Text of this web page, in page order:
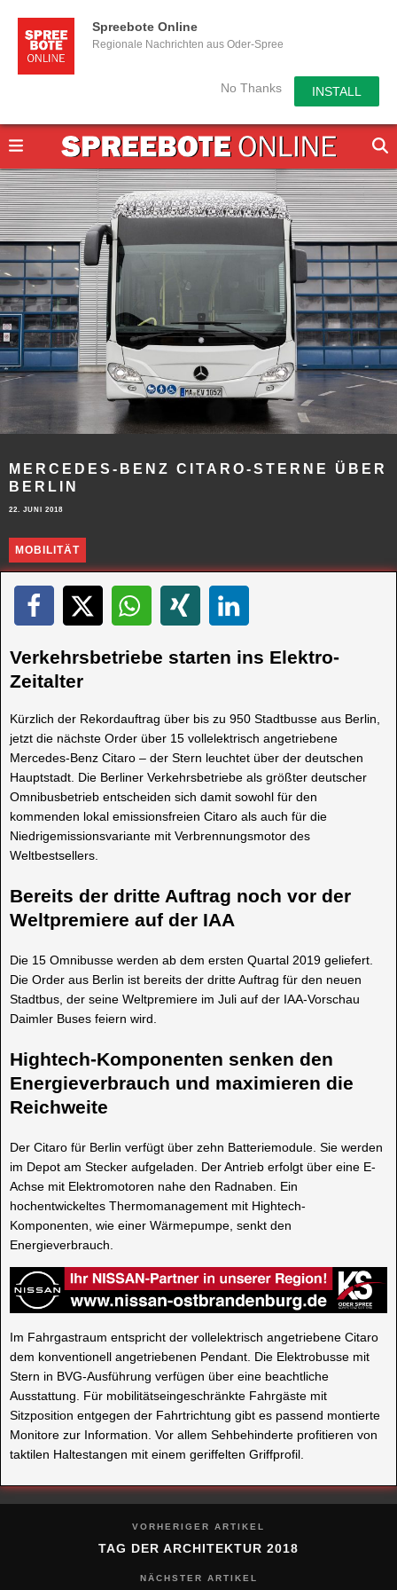
Spreebote Online
Regionale Nachrichten aus Oder-Spree
No Thanks INSTALL
MERCEDES-BENZ CITARO-STERNE ÜBER
BERLIN
22. JUNI 2018
MOBILITÄT
Verkehrsbetriebe starten ins Elektro-
Zeitalter
Kürzlich der Rekordauftrag über bis zu 950 Stadtbusse aus Berlin,
jetzt die nächste Order über 15 vollelektrisch angetriebene
Mercedes‑Benz Citaro – der Stern leuchtet über der deutschen
Hauptstadt. Die Berliner Verkehrsbetriebe als größter deutscher
Omnibusbetrieb entscheiden sich damit sowohl für den
kommenden lokal emissionsfreien Citaro als auch für die
Niedrigemissionsvariante mit Verbrennungsmotor des
Weltbestsellers.
Bereits der dritte Auftrag noch vor der
Weltpremiere auf der IAA
Die 15 Omnibusse werden ab dem ersten Quartal 2019 geliefert.
Die Order aus Berlin ist bereits der dritte Auftrag für den neuen
Stadtbus, der seine Weltpremiere im Juli auf der IAA-Vorschau
Daimler Buses feiern wird.
Hightech-Komponenten senken den
Energieverbrauch und maximieren die
Reichweite
Der Citaro für Berlin verfügt über zehn Batteriemodule. Sie werden
im Depot am Stecker aufgeladen. Der Antrieb erfolgt über eine E-
Achse mit Elektro­motoren nahe den Radnaben. Ein
hochentwickeltes Thermomanagement mit Hightech-
Komponenten, wie einer Wärmepumpe, senkt den
Energieverbrauch.
Im Fahrgastraum entspricht der vollelektrisch angetriebene Citaro
dem konventionell angetriebenen Pendant. Die Elektrobusse mit
Stern in BVG-Ausführung verfügen über eine beachtliche
Ausstattung. Für mobilitätseingeschränkte Fahrgäste mit
Sitzposition entgegen der Fahrtrichtung gibt es passend montierte
Monitore zur Information. Vor allem Sehbehinderte profitieren von
taktilen Haltestangen mit einem geriffelten Griffprofil.
VORHERIGER ARTIKEL
TAG DER ARCHITEKTUR 2018
NÄCHSTER ARTIKEL